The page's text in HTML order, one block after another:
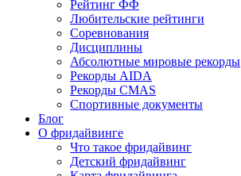
Рейтинг ФФ
Любительские рейтинги
Соревнования
Дисциплины
Абсолютные мировые рекорды
Рекорды AIDA
Рекорды CMAS
Спортивные документы
Блог
О фридайвинге
Что такое фридайвинг
Детский фридайвинг